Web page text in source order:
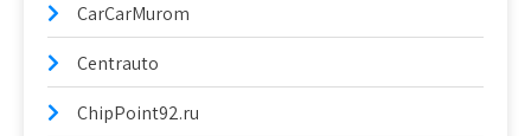
CarCarMurom
Centrauto
ChipPoint92.ru